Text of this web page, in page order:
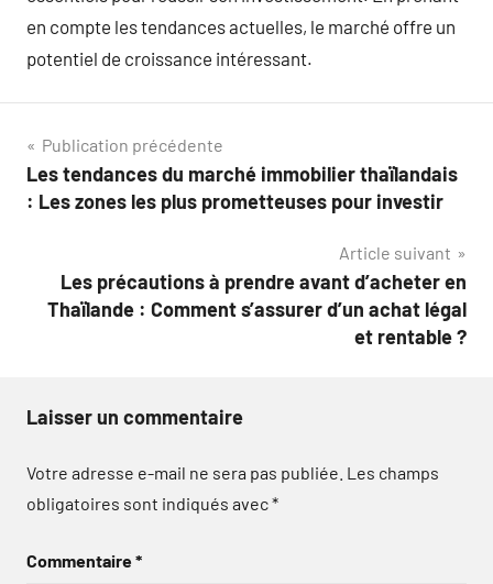
en compte les tendances actuelles, le marché offre un
potentiel de croissance intéressant.
Navigation
de
Publication précédente
Les tendances du marché immobilier thaïlandais
: Les zones les plus prometteuses pour investir
Article suivant
Les précautions à prendre avant d’acheter en
Thaïlande : Comment s’assurer d’un achat légal
et rentable ?
Laisser un commentaire
Votre adresse e-mail ne sera pas publiée. Les champs
obligatoires sont indiqués avec*
Commentaire*